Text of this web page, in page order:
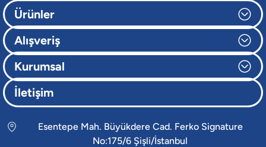
Ürünler
Alışveriş
Kurumsal
İletişim
Esentepe Mah. Büyükdere Cad. Ferko Signature
No:175/6 Şişli/İstanbul